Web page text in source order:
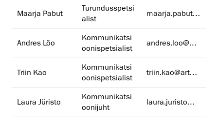
Maarja Pabut
Turundusspetsi
alist
maarja.pabut@artun.ee
Andres Lõo
Kommunikatsi
oonispetsialist
andres.loo@artun.ee
Triin Käo
Kommunikatsi
oonispetsialist
triin.kao@artun.ee
Laura Jüristo
Kommunikatsi
oonijuht
laura.juristo@artun.ee